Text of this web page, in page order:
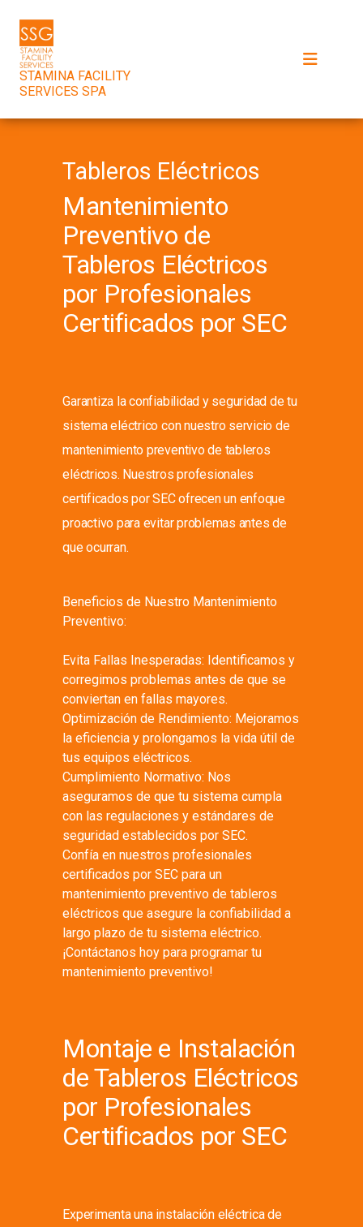
STAMINA FACILITY
SERVICES SPA
Tableros Eléctricos
Mantenimiento
Preventivo de
Tableros Eléctricos
por Profesionales
Certificados por SEC
Garantiza la confiabilidad y seguridad de tu
sistema eléctrico con nuestro servicio de
mantenimiento preventivo de tableros
eléctricos. Nuestros profesionales
certificados por SEC ofrecen un enfoque
proactivo para evitar problemas antes de
que ocurran.
Beneficios de Nuestro Mantenimiento
Preventivo:
Evita Fallas Inesperadas: Identificamos y
corregimos problemas antes de que se
conviertan en fallas mayores.
Optimización de Rendimiento: Mejoramos
la eficiencia y prolongamos la vida útil de
tus equipos eléctricos.
Cumplimiento Normativo: Nos
aseguramos de que tu sistema cumpla
con las regulaciones y estándares de
seguridad establecidos por SEC.
Confía en nuestros profesionales
certificados por SEC para un
mantenimiento preventivo de tableros
eléctricos que asegure la confiabilidad a
largo plazo de tu sistema eléctrico.
¡Contáctanos hoy para programar tu
mantenimiento preventivo!
Montaje e Instalación
de Tableros Eléctricos
por Profesionales
Certificados por SEC
Experimenta una instalación eléctrica de